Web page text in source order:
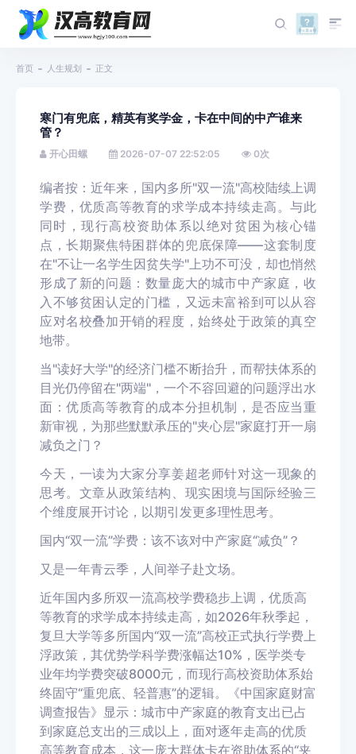
首页 人生规划 正文
寒门有兜底，精英有奖学金，卡在中间的中产谁来
管？
开心田螺 2026-07-07 22:52:05 0次
编者按 ：近年来，国内多所"双一流"高校陆续上调
学费，优质高等教育的求学成本持续走高。与此
同时，现行高校资助体系以绝对贫困为核心锚
点，长期聚焦特困群体的兜底保障——这套制度
在"不让一名学生因贫失学"上功不可没，却也悄然
形成了新的问题：数量庞大的城市中产家庭，收
入不够贫困认定的门槛，又远未富裕到可以从容
应对名校叠加开销的程度，始终处于政策的真空
地带。
当"读好大学"的经济门槛不断抬升，而帮扶体系的
目光仍停留在"两端"，一个不容回避的问题浮出水
面：优质高等教育的成本分担机制，是否应当重
新审视，为那些默默承压的"夹心层"家庭打开一扇
减负之门？
今天，一读为大家分享姜超老师针对这一现象的
思考。文章从政策结构、现实困境与国际经验三
个维度展开讨论，以期引发更多理性思考。
国内“双一流”学费：该不该对中产家庭“减负”？
又是一年青云季，人间举子赴文场。
近年国内多所双一流高校学费稳步上调，优质高
等教育的求学成本持续走高，如2026年秋季起，
复旦大学等多所国内“双一流”高校正式执行学费上
浮政策，其优势学科学费涨幅达10%，医学类专
业年均学费突破8000元，而现行高校资助体系始
终固守“重兜底、轻普惠”的逻辑。《中国家庭财富
调查报告》显示：城市中产家庭的教育支出已占
到家庭总支出的三成以上，面对逐年走高的优质
高等教育成本，这一庞大群体卡在资助体系的“夹